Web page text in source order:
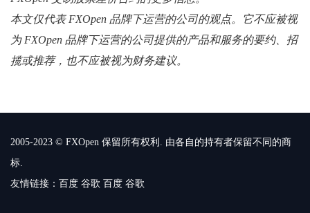
本文仅代表 FXOpen 品牌下运营的公司的观点。它不应被视
为 FXOpen 品牌下运营的公司提供的产品和服务的要约、招
揽或推荐，也不应被视为财务建议。
2005-2023 © FXOpen 保留所有权利. 由各自的持有者保留不同的商
标.
友情链接： 百度 谷歌 百度 谷歌